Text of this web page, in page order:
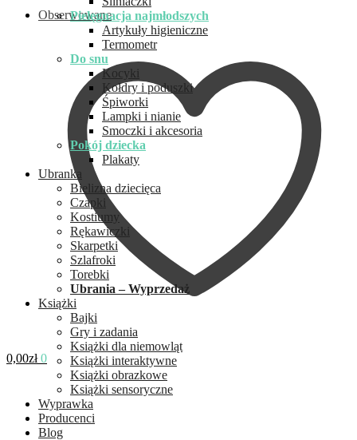
Obserwowane
0,00zł 0
Pielęgnacja najmłodszych
Artykuły higieniczne
Termometr
Do snu
Kocyki
Kołdry i poduszki
Śpiworki
Lampki i nianie
Smoczki i akcesoria
Pokój dziecka
Plakaty
Ubranka
Bielizna dziecięca
Czapki
Kostiumy
Rękawiczki
Skarpetki
Szlafroki
Torebki
Ubrania – Wyprzedaż
Książki
Bajki
Gry i zadania
Książki dla niemowląt
Książki interaktywne
Książki obrazkowe
Książki sensoryczne
Wyprawka
Producenci
Blog